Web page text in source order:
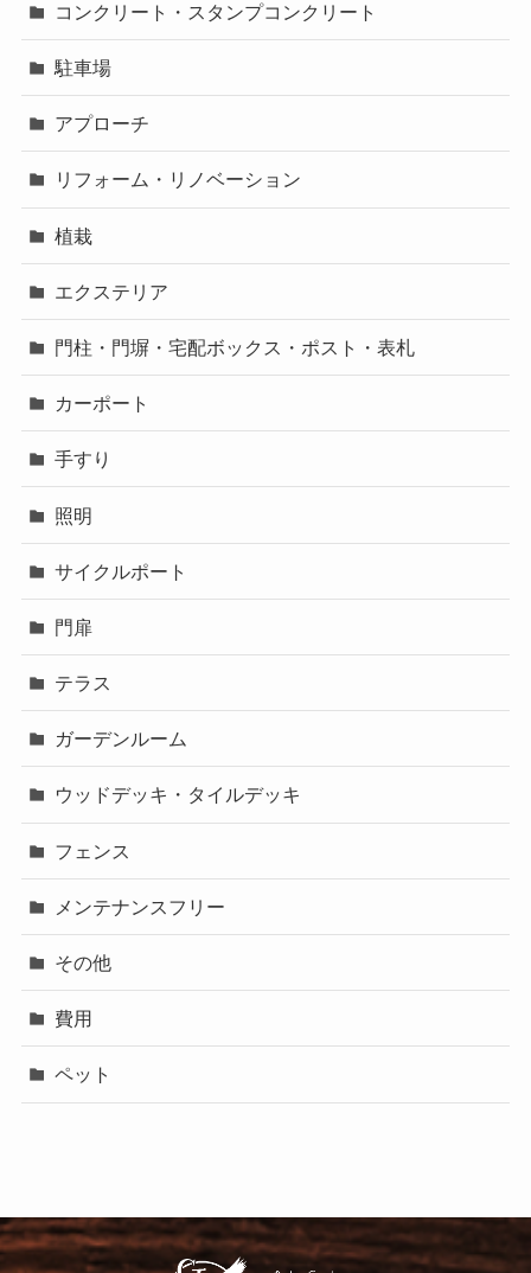
コンクリート・スタンプコンクリート
駐車場
アプローチ
リフォーム・リノベーション
植栽
エクステリア
門柱・門塀・宅配ボックス・ポスト・表札
カーポート
手すり
照明
サイクルポート
門扉
テラス
ガーデンルーム
ウッドデッキ・タイルデッキ
フェンス
メンテナンスフリー
その他
費用
ペット